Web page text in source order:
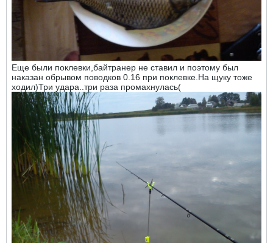
Еще были поклевки,байтранер не ставил и поэтому был
наказан обрывом поводков 0.16 при поклевке.На щуку тоже
ходил)Три удара..три раза промахнулась(